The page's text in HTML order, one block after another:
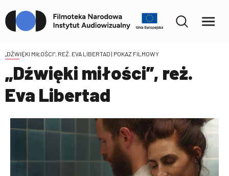
„DŹWIĘKI MIŁOŚCI”, REŻ. EVA LIBERTAD | POKAZ FILMOWY
„Dźwięki miłości”, reż.
Eva Libertad